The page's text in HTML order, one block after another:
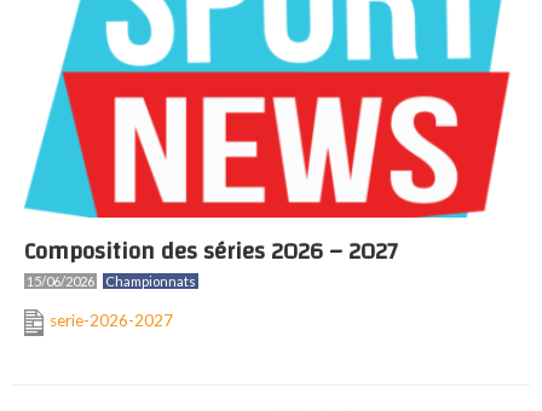
Composition des séries 2026 – 2027
15/06/2026 Championnats
serie-2026-2027